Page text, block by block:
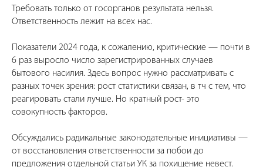
Требовать только от госорганов результата нельзя.
Ответственность лежит на всех нас.
Показатели 2024 года, к сожалению, критические — почти в
6 раз выросло число зарегистрированных случаев
бытового насилия. Здесь вопрос нужно рассматривать с
разных точек зрения: рост статистики связан, в тч с тем, что
реагировать стали лучше. Но кратный рост- это
совокупность факторов.
Обсуждались радикальные законодательные инициативы —
от восстановления ответственности за побои до
предложения отдельной статьи УК за похищение невест.